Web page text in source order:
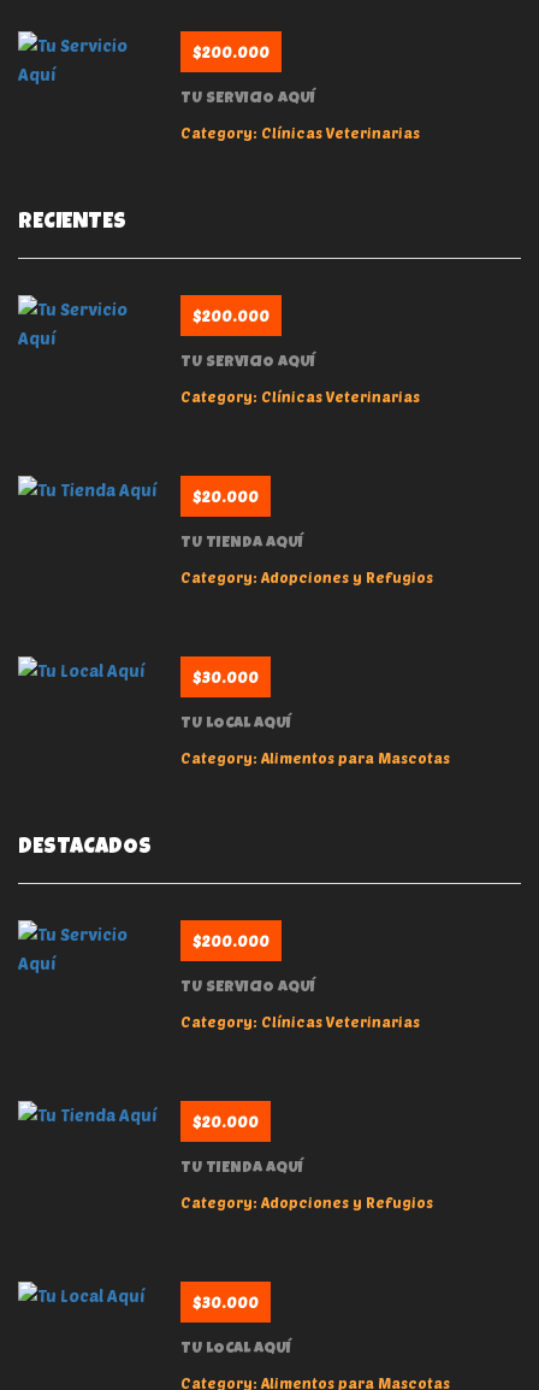
$200.000
TU SERVICIO AQUÍ
Category: Clínicas Veterinarias
RECIENTES
$200.000
TU SERVICIO AQUÍ
Category: Clínicas Veterinarias
$20.000
TU TIENDA AQUÍ
Category: Adopciones y Refugios
$30.000
TU LOCAL AQUÍ
Category: Alimentos para Mascotas
DESTACADOS
$200.000
TU SERVICIO AQUÍ
Category: Clínicas Veterinarias
$20.000
TU TIENDA AQUÍ
Category: Adopciones y Refugios
$30.000
TU LOCAL AQUÍ
Category: Alimentos para Mascotas